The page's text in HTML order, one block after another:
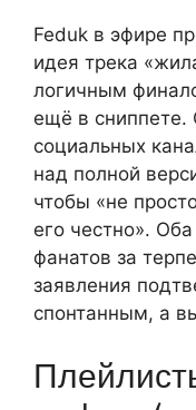
Feduk в эфире
идея трека
логичным
ещё в сниппете.
социальных
над полной
чтобы «не
его честно».
фанатов за
заявления
спонтанным, а